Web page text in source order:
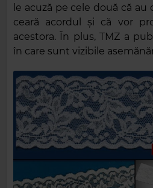
le acuză pe cele două că au
ceară acordul și că vor
acestora. În plus, TMZ a
în care sunt vizibile